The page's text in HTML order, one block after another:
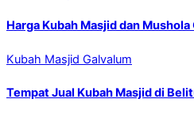
Harga Kubah Masjid dan
Kubah Masjid Galvalum
Tempat Jual Kubah Masjid di